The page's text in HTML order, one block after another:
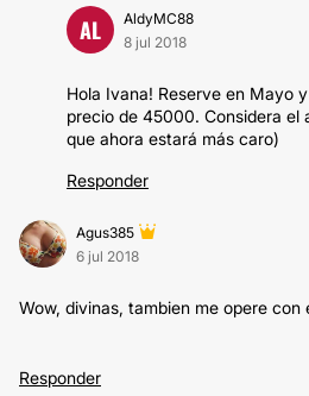
AL
AldyMC88
8 jul 2018
Hola Ivana! Reserve en Mayo
precio de 45000. Considera el
que ahora estará más caro)
Responder
Agus385
6 jul 2018
Wow, divinas, tambien me opere con
Responder